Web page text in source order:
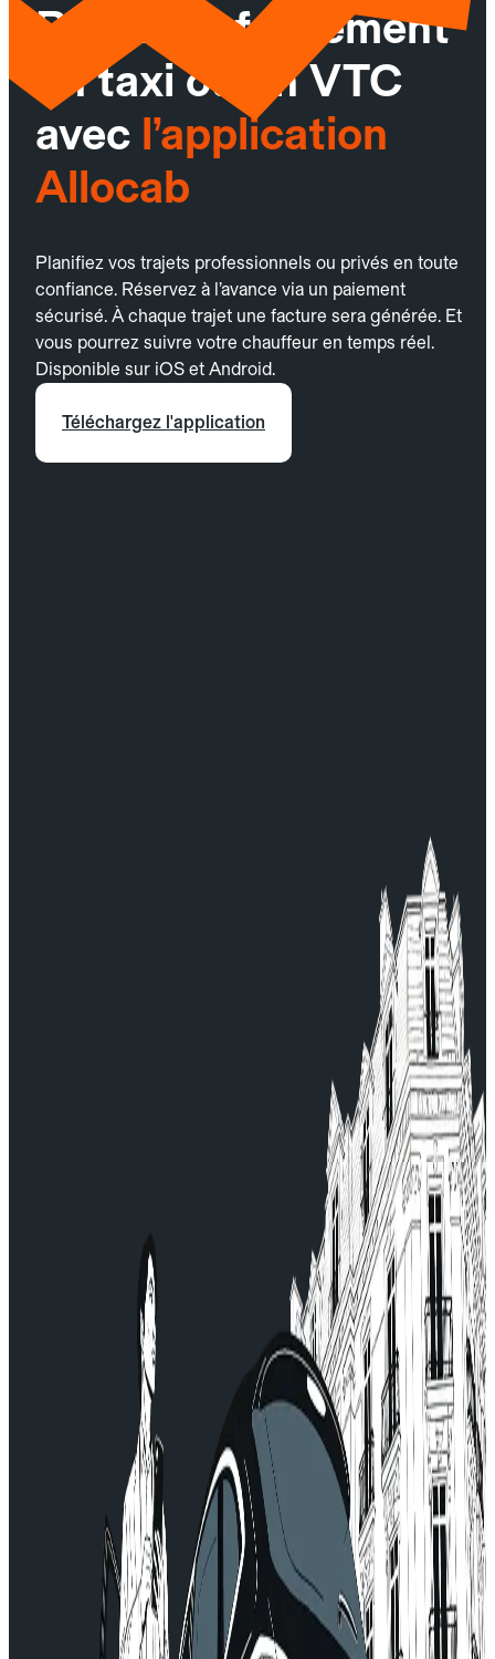
Réservez facilement
un taxi ou un VTC
avec l’application
Allocab
Planifiez vos trajets professionnels ou privés en toute
confiance. Réservez à l’avance via un paiement
sécurisé. À chaque trajet une facture sera générée. Et
vous pourrez suivre votre chauffeur en temps réel.
Disponible sur iOS et Android.
Téléchargez l'application